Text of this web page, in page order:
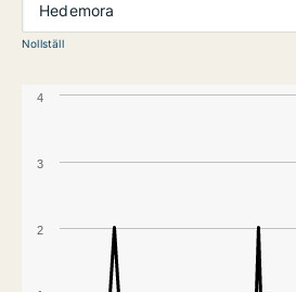
Hedemora
Nollställ
2
3
4